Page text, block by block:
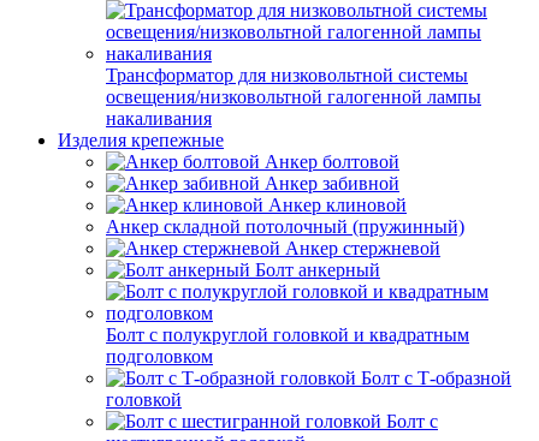
Трансформатор для низковольтной системы
освещения/низковольтной галогенной лампы
накаливания
Изделия крепежные
Анкер болтовой
Анкер забивной
Анкер клиновой
Анкер складной потолочный (пружинный)
Анкер стержневой
Болт анкерный
Болт с полукруглой головкой и квадратным
подголовком
Болт с Т-образной
головкой
Болт с